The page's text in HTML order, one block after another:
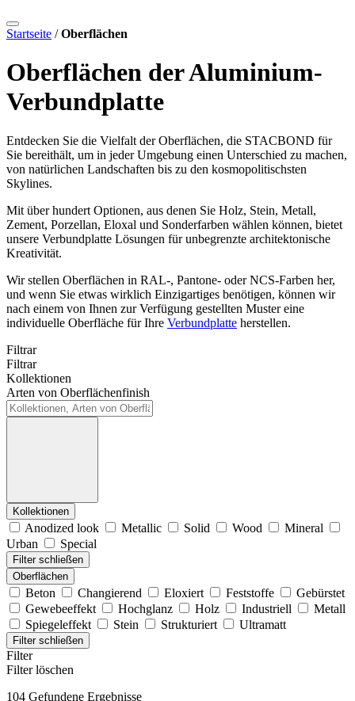
Startseite /Oberflächen
Oberflächen der Aluminium-
Verbundplatte
Entdecken Sie die Vielfalt der Oberflächen, die STACBOND für
Sie bereithält, um in jeder Umgebung einen Unterschied zu machen,
von natürlichen Landschaften bis zu den kosmopolitischsten
Skylines.
Mit über hundert Optionen, aus denen Sie Holz, Stein, Metall,
Zement, Porzellan, Eloxal und Sonderfarben wählen können, bietet
unsere Verbundplatte Lösungen für unbegrenzte architektonische
Kreativität.
Wir stellen Oberflächen in RAL-, Pantone- oder NCS-Farben her,
und wenn Sie etwas wirklich Einzigartiges benötigen, können wir
nach einem von Ihnen zur Verfügung gestellten Muster eine
individuelle Oberfläche für Ihre Verbundplatte herstellen.
Filtrar
Filtrar
Kollektionen
Arten von Oberflächenfinish
Kollektionen
Anodized look Metallic Solid Wood
Mineral
Urban
Special
Filter schließen
Oberflächen
Beton Changierend Eloxiert Feststoffe
Gebürstet
Gewebeeffekt
Hochglanz Holz Industriell
Metall
Spiegeleffekt
Stein Strukturiert Ultramatt
Filter schließen
Filter
Filter löschen
104 Gefundene Ergebnisse